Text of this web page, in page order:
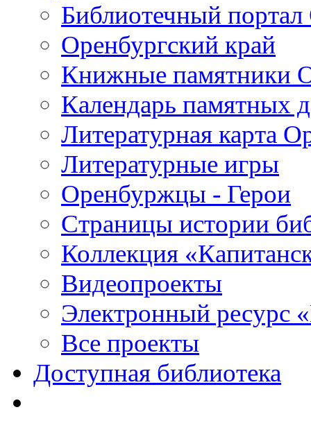
Библиотечный портал
Оренбургский край
Книжные памятники
Календарь памятных
Литературная карта
Литературные игры
Оренбуржцы - Герои
Страницы истории
Коллекция
Видеопроекты
Электронный ресурс
Все проекты
Доступная библиотека